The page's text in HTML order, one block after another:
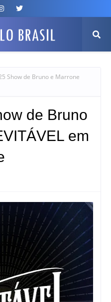
Show de Bruno e Marrone
de Bruno
em